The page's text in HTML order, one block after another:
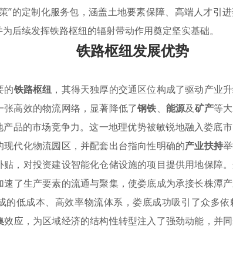
”的定制化服务包，涵盖土地要素保障、高端人才引
后续发挥铁路枢纽的辐射带动作用奠定坚实基础。
铁路枢纽发展优势
的铁路枢纽 ，其得天独厚的交通区位构成了驱动产业
高效的物流网络，显著降低了钢铁、 能源及矿产等
品的市场竞争力。这一地理优势被敏锐地融入娄底
代化物流园区，并配套出台指向性明确的产业扶持
贴，对投资建设智能化仓储设施的项目提供用地保障
速了生产要素的流通与聚集，使娄底成为承接长株潭
的低成本、高效率物流体系，娄底成功吸引了众多
效应，为区域经济的结构性转型注入了强劲动能，并